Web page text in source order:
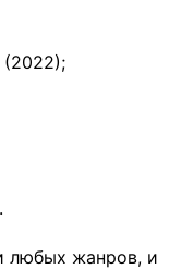
(2022);
любых жанров, и